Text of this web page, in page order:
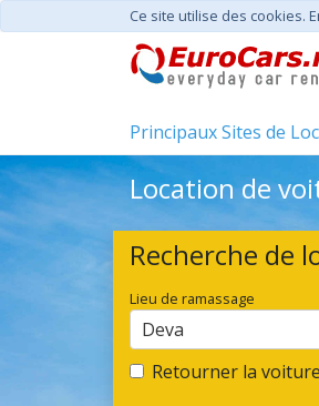
Ce site utilise des cookies.
Principaux Sites de
Location de
Recherche de
Lieu de ramassage
Deva
Retourner la